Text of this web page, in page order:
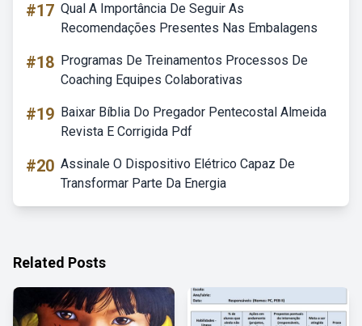
#17 Qual A Importância De Seguir As
Recomendações Presentes Nas Embalagens
#18 Programas De Treinamentos Processos De
Coaching Equipes Colaborativas
#19 Baixar Bíblia Do Pregador Pentecostal Almeida
Revista E Corrigida Pdf
#20 Assinale O Dispositivo Elétrico Capaz De
Transformar Parte Da Energia
Related Posts